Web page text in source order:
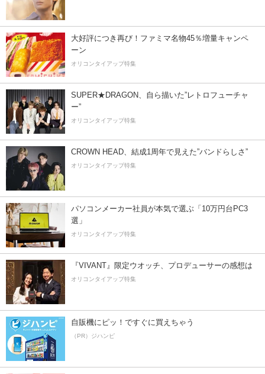
大好評につき再び！ファミマ名物45％増量キャンペ
ーン
オリコンタイアップ特集
SUPER★DRAGON、自ら描いた”レトロフューチャ
ー”
オリコンタイアップ特集
CROWN HEAD、結成1周年で見えた”バンドらしさ”
オリコンタイアップ特集
パソコンメーカー社員が本気で選ぶ「10万円台PC3
選」
オリコンタイアップ特集
『VIVANT』限定ウオッチ、プロデューサーの感想は
オリコンタイアップ特集
自販機にピッ！ですぐに買えちゃう
（PR）ジハンピ